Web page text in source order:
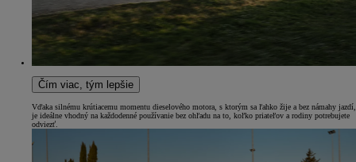
Čím viac, tým lepšie
Vďaka silnému krútiacemu momentu dieselového motora, s ktorým sa ľahko žije a bez námahy jazdí,
je ideálne vhodný na každodenné používanie bez ohľadu na to, koľko priateľov a rodiny potrebujete
odviezť.